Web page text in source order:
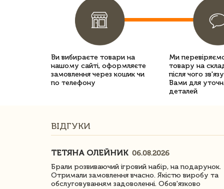
Ви вибираєте товари на
нашому сайті, оформляєте
замовлення через кошик чи
по телефону
Ми
товару на
після чого
Вами для
деталей
ВІДГУКИ
ТЕТЯНА ОЛЕЙНИК 06.08.2026
Брали розвиваючий ігровий набір, на подарунок.
Отримали замовлення вчасно. Якістю виробу та
обслуговуванням задоволенні. Обов'язково